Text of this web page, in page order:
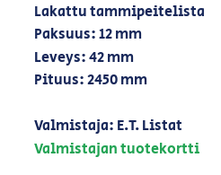
Lakattu tammipeitelista
Paksuus: 12 mm
Leveys: 42 mm
Pituus: 2450 mm
Valmistaja: E.T. Listat
Valmistajan tuotekortti